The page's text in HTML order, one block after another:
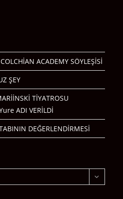
ACADEMY SÖYLEŞİSİ
ŞEY
TİYATROSU
ADI VERİLDİ
DEĞERLENDİRMESİ